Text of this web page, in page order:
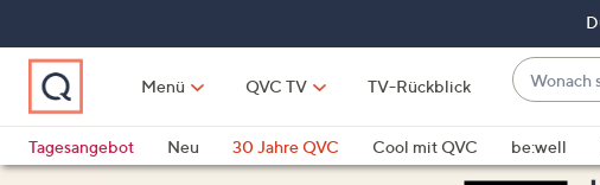
springen
Menü QVC TV TV-Rückblick
Wonach
suchst
du
heute?
verfügbar
Tagesangebot
Neu 30 Jahre QVC Cool mit QVC be:well